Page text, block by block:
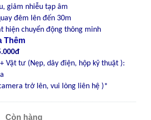
giảm nhiễu tạp âm
đêm lên đến 30m
hiện chuyển động thông minh
Thêm
Vật tư (Nẹp, dây điện, hộp kỹ thuật ):
trở lên, vui lòng liên hệ )*
Còn hàng